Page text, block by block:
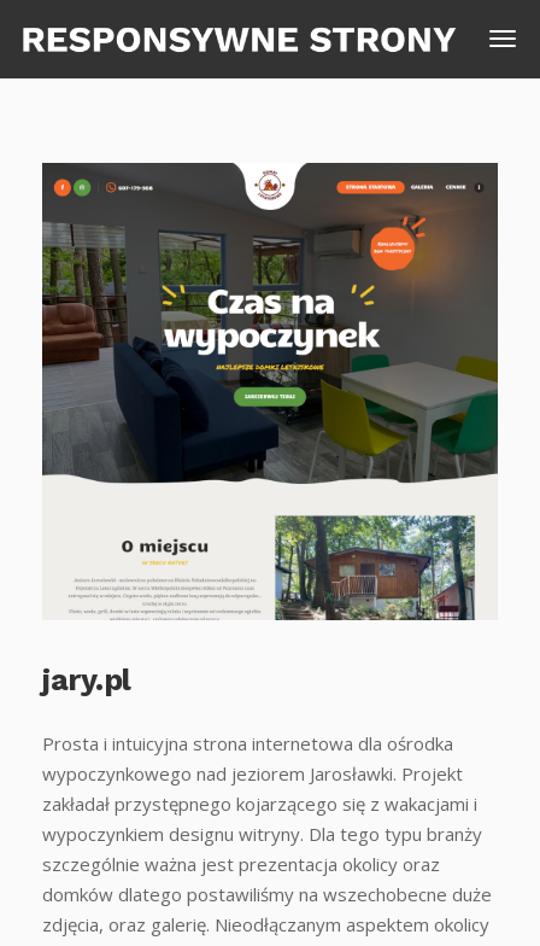
jary.pl
Prosta i intuicyjna strona internetowa dla ośrodka
wypoczynkowego nad jeziorem Jarosławki. Projekt
zakładał przystępnego kojarzącego się z wakacjami i
wypoczynkiem designu witryny. Dla tego typu branży
szczególnie ważna jest prezentacja okolicy oraz
domków dlatego postawiliśmy na wszechobecne duże
zdjęcia, oraz galerię. Nieodłączanym aspektem okolicy